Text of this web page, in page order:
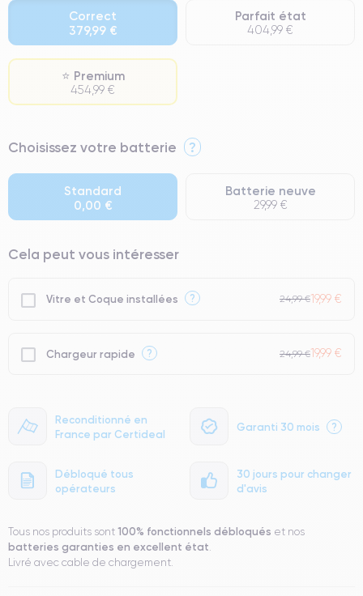
Reconditionné en
France par Certideal
Garanti 30 mois ?
Débloqué tous
opérateurs
30 jours pour changer
d'avis
Correct
379,99 €
Parfait état
404,99 €
⭐ Premium
454,99 €
⭐ Premium
● Batterie : usage intensif.
● Seuls 5% de nos téléphones ont un grade Premium.
Choisissez votre batterie ?
Standard
0,00 €
Batterie neuve
29,99 €
Cela peut vous intéresser
Vitre et Coque installées ? 24,99 €19,99 €
Chargeur rapide ? 24,99 €19,99 €
Tous nos produits sont 100% fonctionnels débloqués et nos
batteries garanties en excellent état.
Livré avec cable de chargement.